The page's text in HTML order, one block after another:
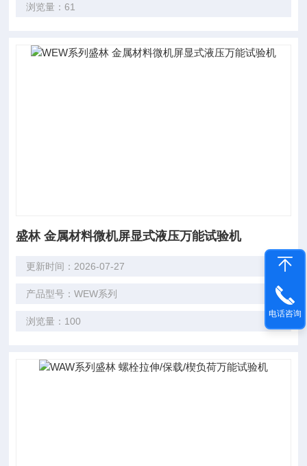
浏览量：61
盛林 金属材料微机屏显式液压万能试验机
更新时间：2026-07-27
产品型号：WEW系列
浏览量：100
电话咨询